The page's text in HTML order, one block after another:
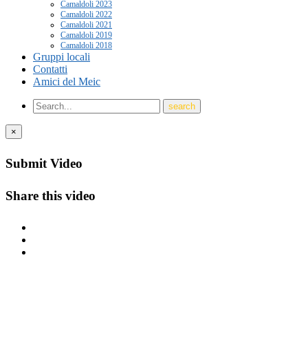
Camaldoli 2023
Camaldoli 2022
Camaldoli 2021
Camaldoli 2019
Camaldoli 2018
Gruppi locali
Contatti
Amici del Meic
×
Submit Video
Share this video